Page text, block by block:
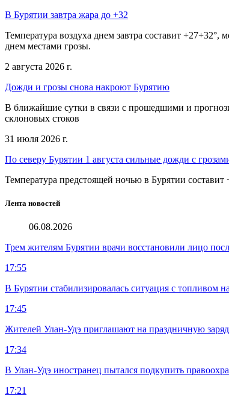
В Бурятии завтра жара до +32
Температура воздуха днем завтра составит
днем местами грозы.
2 августа 2026 г.
Дожди и грозы снова накроют Бурятию
В ближайшие сутки в связи с прошедшими и
склоновых стоков
31 июля 2026 г.
По северу Бурятии 1 августа сильные дожди с
Температура предстоящей ночью в Бурятии
Лента новостей
06.08.2026
Трем жителям Бурятии врачи восстановили лицо
17:55
В Бурятии стабилизировалась ситуация с топливом
17:45
Жителей Улан-Удэ приглашают на праздничную
17:34
В Улан-Удэ иностранец пытался подкупить
17:21